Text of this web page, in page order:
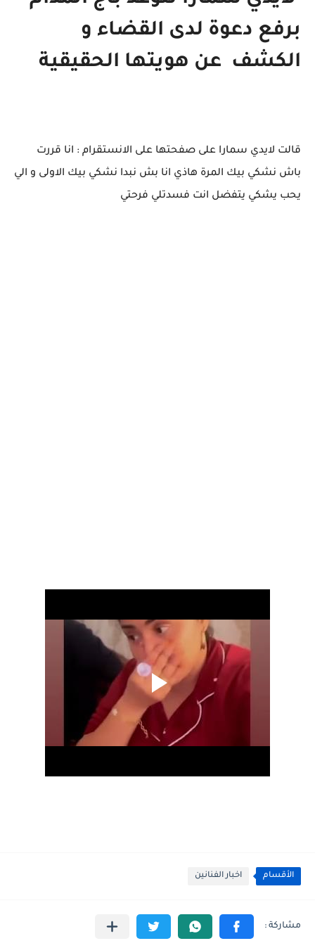
برفع دعوة لدى القضاء و
الكشف عن هويتها الحقيقية
قالت لايدي سمارا على صفحتها على الانستقرام : انا قررت
باش نشكي بيك المرة هاذي انا بش نبدا نشكي بيك الاولى و الي
يحب يشكي يتفضل انت فسدتلي فرحتي
الأقسام اخبار الفنانين